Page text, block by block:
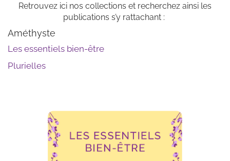
Retrouvez ici nos collections et recherchez ainsi les
publications s’y rattachant :
Améthyste
Les essentiels bien-être
Plurielles